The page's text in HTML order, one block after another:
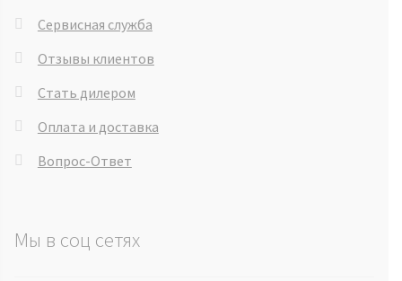
Сервисная служба
Отзывы клиентов
Стать дилером
Оплата и доставка
Вопрос-Ответ
Мы в соц сетях